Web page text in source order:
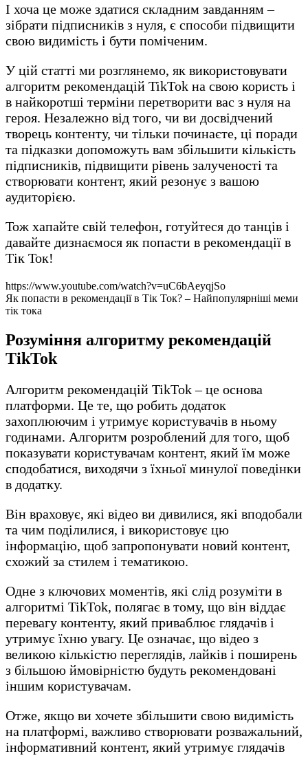
І хоча це може здатися складним завданням –
зібрати підписників з нуля, є способи підвищити
свою видимість і бути поміченим.
У цій статті ми розглянемо, як використовувати
алгоритм рекомендацій TikTok на свою користь і
в найкоротші терміни перетворити вас з нуля на
героя. Незалежно від того, чи ви досвідчений
творець контенту, чи тільки починаєте, ці поради
та підказки допоможуть вам збільшити кількість
підписників, підвищити рівень залученості та
створювати контент, який резонує з вашою
аудиторією.
Тож хапайте свій телефон, готуйтеся до танців і
давайте дизнаємося як попасти в рекомендації в
Тік Ток!
https://www.youtube.com/watch?v=uC6bAeyqjSo
Як попасти в рекомендації в Тік Ток? – Найпопулярніші меми
тік тока
Розуміння алгоритму рекомендацій
TikTok
Алгоритм рекомендацій TikTok – це основа
платформи. Це те, що робить додаток
захоплюючим і утримує користувачів в ньому
годинами. Алгоритм розроблений для того, щоб
показувати користувачам контент, який їм може
сподобатися, виходячи з їхньої минулої поведінки
в додатку.
Він враховує, які відео ви дивилися, які вподобали
та чим поділилися, і використовує цю
інформацію, щоб запропонувати новий контент,
схожий за стилем і тематикою.
Одне з ключових моментів, які слід розуміти в
алгоритмі TikTok, полягає в тому, що він віддає
перевагу контенту, який приваблює глядачів і
утримує їхню увагу. Це означає, що відео з
великою кількістю переглядів, лайків і поширень
з більшою ймовірністю будуть рекомендовані
іншим користувачам.
Отже, якщо ви хочете збільшити свою видимість
на платформі, важливо створювати розважальний,
інформативний контент, який утримує глядачів